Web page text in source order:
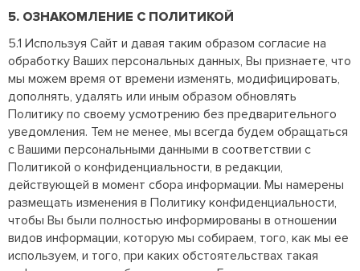
5. ОЗНАКОМЛЕНИЕ С ПОЛИТИКОЙ
5.1 Используя Сайт и давая таким образом согласие на
обработку Ваших персональных данных, Вы признаете, что
мы можем время от времени изменять, модифицировать,
дополнять, удалять или иным образом обновлять
Политику по своему усмотрению без предварительного
уведомления. Тем не менее, мы всегда будем обращаться
с Вашими персональными данными в соответствии с
Политикой о конфиденциальности, в редакции,
действующей в момент сбора информации. Мы намерены
размещать изменения в Политику конфиденциальности,
чтобы Вы были полностью информированы в отношении
видов информации, которую мы собираем, того, как мы ее
используем, и того, при каких обстоятельствах такая